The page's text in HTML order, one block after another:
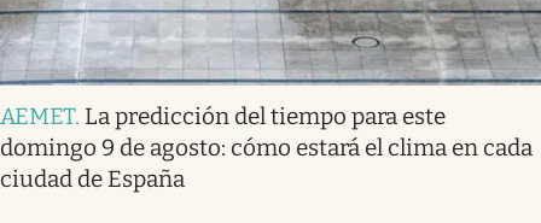
AEMET. La predicción del tiempo para este
domingo 9 de agosto: cómo estará el clima en cada
ciudad de España